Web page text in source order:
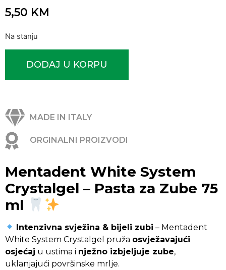
5,50 KM
Na stanju
DODAJ U KORPU
MADE IN ITALY
ORGINALNI PROIZVODI
Mentadent White System
Crystalgel – Pasta za Zube 75
ml
Intenzivna svježina & bijeli zubi – Mentadent
White System Crystalgel pruža osvježavajući
osjećaj u ustima i nježno izbjeljuje zube,
uklanjajući površinske mrlje.